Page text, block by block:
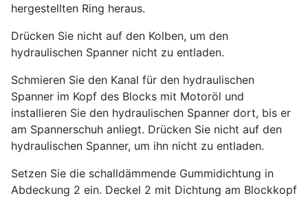
hergestellten Ring heraus.
Drücken Sie nicht auf den Kolben, um den
hydraulischen Spanner nicht zu entladen.
Schmieren Sie den Kanal für den hydraulischen
Spanner im Kopf des Blocks mit Motoröl und
installieren Sie den hydraulischen Spanner dort, bis er
am Spannerschuh anliegt. Drücken Sie nicht auf den
hydraulischen Spanner, um ihn nicht zu entladen.
Setzen Sie die schalldämmende Gummidichtung in
Abdeckung 2 ein. Deckel 2 mit Dichtung am Blockkopf